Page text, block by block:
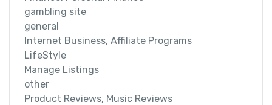
gambling site
general
Internet Business, Affiliate Programs
LifeStyle
Manage Listings
other
Product Reviews, Music Reviews